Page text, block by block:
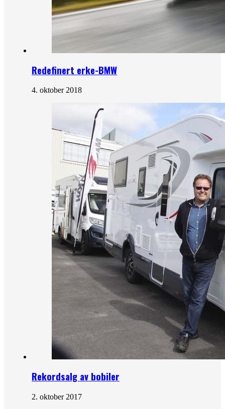
Redefinert erke-BMW
4. oktober 2018
Rekordsalg av bobiler
2. oktober 2017